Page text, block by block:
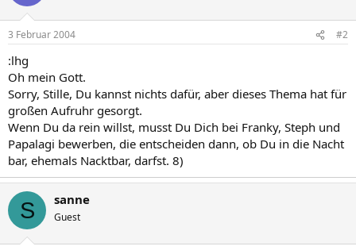
3 Februar 2004 #2
:lhg
Oh mein Gott.
Sorry, Stille, Du kannst nichts dafür, aber dieses Thema hat für
großen Aufruhr gesorgt.
Wenn Du da rein willst, musst Du Dich bei Franky, Steph und
Papalagi bewerben, die entscheiden dann, ob Du in die Nacht
bar, ehemals Nacktbar, darfst. 8)
S sanne
Guest